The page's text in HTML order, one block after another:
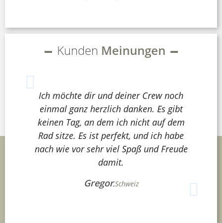
Kunden Meinungen
Ich möchte dir und deiner Crew noch
einmal ganz herzlich danken. Es gibt
keinen Tag, an dem ich nicht auf dem
Rad sitze. Es ist perfekt, und ich habe
nach wie vor sehr viel Spaß und Freude
damit.
Gregor,Schweiz